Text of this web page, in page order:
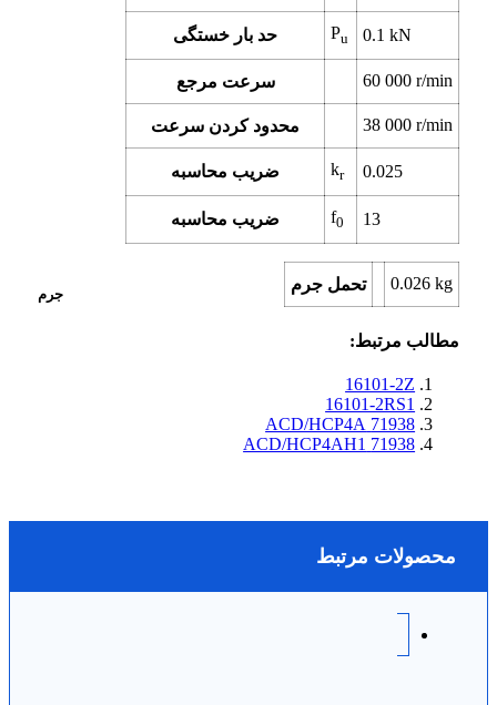
حد بار خستگی Pu 0.1kN
سرعت مرجع 60 000r/min
محدود کردن سرعت 38 000r/min
ضریب محاسبه kr 0.025
ضریب محاسبه f0 13
جرم
تحمل جرم 0.026kg
مطالب مرتبط:
16101-2Z
16101-2RS1
71938 ACD/HCP4A
71938 ACD/HCP4AH1
محصولات مرتبط